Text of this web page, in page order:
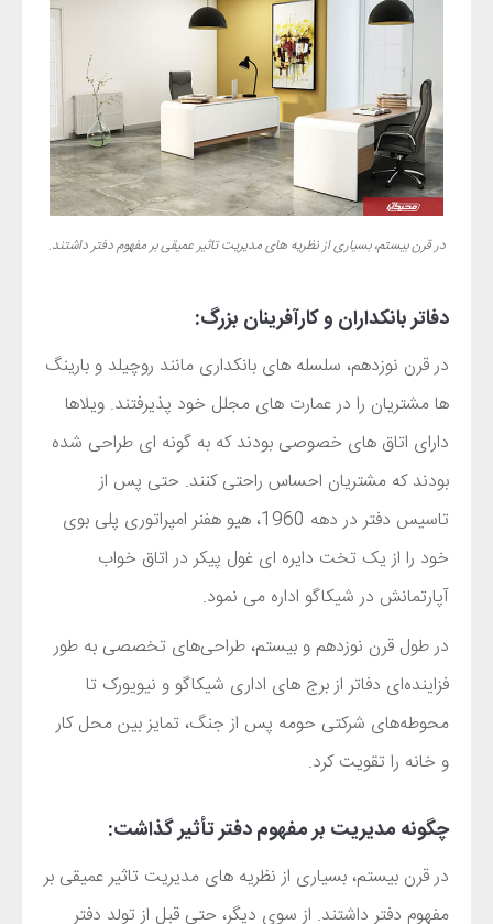
در قرن بیستم، بسیاری از نظریه های مدیریت تاثیر عمیقی بر مفهوم دفتر داشتند.
دفاتر بانکداران و کارآفرینان بزرگ:
در قرن نوزدهم، سلسله های بانکداری مانند روچیلد و بارینگ
ها مشتریان را در عمارت های مجلل خود پذیرفتند. ویلاها
دارای اتاق های خصوصی بودند که به گونه ای طراحی شده
بودند که مشتریان احساس راحتی کنند. حتی پس از
تاسیس دفتر در دهه 1960، هیو هفنر امپراتوری پلی بوی
خود را از یک تخت دایره ای غول پیکر در اتاق خواب
آپارتمانش در شیکاگو اداره می نمود.
در طول قرن نوزدهم و بیستم، طراحی‌های تخصصی به طور
فزاینده‌ای دفاتر از برج‌ های اداری شیکاگو و نیویورک تا
محوطه‌های شرکتی حومه پس از جنگ، تمایز بین محل کار
و خانه را تقویت کرد.
چگونه مدیریت بر مفهوم دفتر تأثیر گذاشت:
در قرن بیستم، بسیاری از نظریه های مدیریت تاثیر عمیقی بر
مفهوم دفتر داشتند. از سوی دیگر، حتی قبل از تولد دفتر